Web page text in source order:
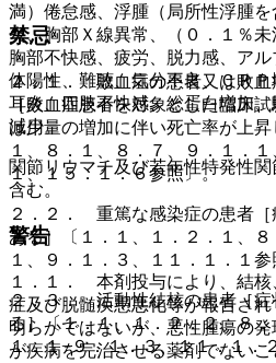
禁忌
２．１． 敗血症の患者又は敗血
［敗血症患者を対象とした臨床
は用量の増加に伴い死亡率が上昇
１、８．１、８．７、９．１．
１、１５．１．６参照〕。
２．２． 重篤な感染症の患者［
ある］〔１．１、１．２．１、８
１、９．１．３、１１．１．１参
２．３． 活動性結核の患者［症
る］〔１．１、１．２．２、８
１．１−９．１．３、１１．１．
満）倦怠感、浮腫（局所性浮腫
炎、胸部Ｘ線異常、（０．１％未
胸部不快感、疲労、脱力感、ア
体陽性、難聴、気分不良、ＣＲ
耳炎、四肢不快感、総蛋白増加
減少。
関節リウマチ及び若年性特発性
含む。
警告
１．１． 本剤投与により、結核
症及び脱髄疾患悪化等が報告さ
明らかではないが、悪性腫瘍の
が疾病を完治させる薬剤でない